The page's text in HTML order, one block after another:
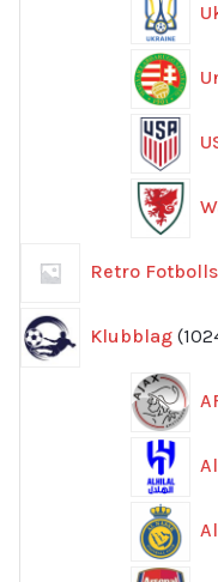
Retro
Klubblag